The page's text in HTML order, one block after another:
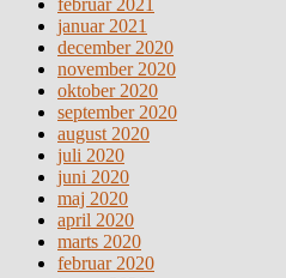
januar 2021
december 2020
november 2020
oktober 2020
september 2020
august 2020
juli 2020
juni 2020
maj 2020
april 2020
marts 2020
februar 2020